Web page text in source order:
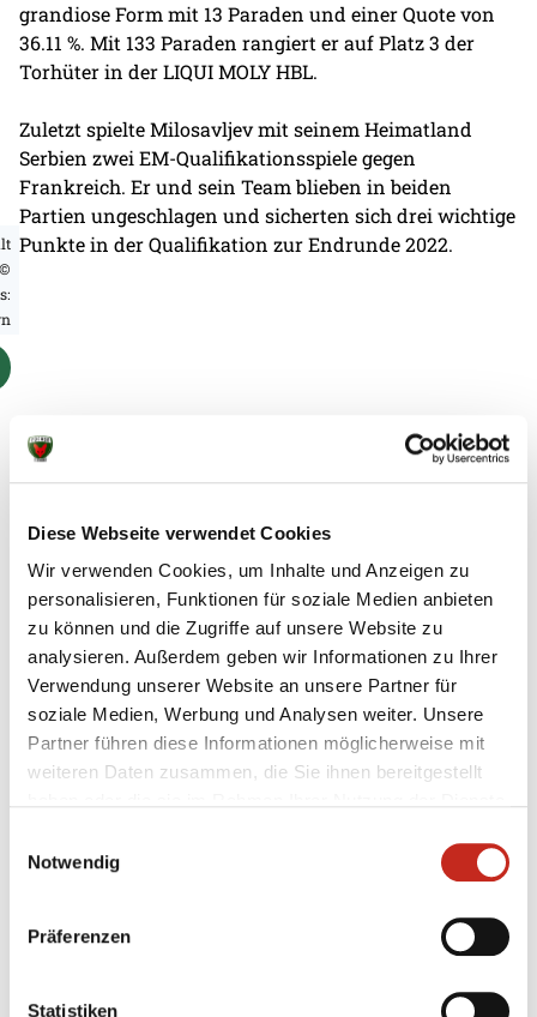
Diese Webseite verwendet Cookies
Wir verwenden Cookies, um Inhalte und Anzeigen zu
personalisieren, Funktionen für soziale Medien anbieten
zu können und die Zugriffe auf unsere Website zu
analysieren. Außerdem geben wir Informationen zu Ihrer
Verwendung unserer Website an unsere Partner für
soziale Medien, Werbung und Analysen weiter. Unsere
Partner führen diese Informationen möglicherweise mit
weiteren Daten zusammen, die Sie ihnen bereitgestellt
Notwendig
Präferenzen
Statistiken
grandiose Form mit 13 Paraden und einer Quote von
36.11 %. Mit 133 Paraden rangiert er auf Platz 3 der
Torhüter in der LIQUI MOLY HBL.
Zuletzt spielte Milosavljev mit seinem Heimatland
Serbien zwei EM-Qualifikationsspiele gegen
Frankreich. Er und sein Team blieben in beiden
Partien ungeschlagen und sicherten sich drei wichtige
Punkte in der Qualifikation zur Endrunde 2022.
Weitere News
07.08.2026 | Information | pst
Testspiel mit Champions-League-
Feeling
Zum zweiten Mal in dieser Woche haben die Füchse
Berlin gegen Aalborg Håndbold getestet, das
ebenfalls wieder in der Königsklasse vertreten ist.
Deutsche Pokalsieger an diesem Freitagabend
erneut keinen Sieg einfahren, jedoch wertvolle